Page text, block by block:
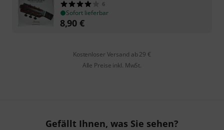
6
Sofort lieferbar
8,90 €
Kostenloser Versand ab 29 €
Alle Preise inkl. MwSt.
Gefällt Ihnen, was Sie sehen?